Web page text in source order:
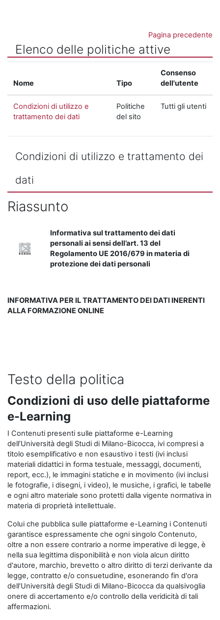
Pagina precedente
Elenco delle politiche attive
Nome Tipo
Consenso
dell'utente
Condizioni di utilizzo e
trattamento dei dati
Politiche
del sito
Tutti gli utenti
Condizioni di utilizzo e trattamento dei
dati
Riassunto
Informativa sul trattamento dei dati
personali ai sensi dell’art. 13 del
Regolamento UE 2016/679 in materia di
protezione dei dati personali
INFORMATIVA PER IL TRATTAMENTO DEI DATI INERENTI
ALLA FORMAZIONE ONLINE
Testo della politica
Condizioni di uso delle piattaforme
e-Learning
I Contenuti presenti sulle piattaforme e-Learning
dell’Università degli Studi di Milano-Bicocca, ivi compresi a
titolo esemplificativo e non esaustivo i testi (ivi inclusi
materiali didattici in forma testuale, messaggi, documenti,
report, ecc.), le immagini statiche e in movimento (ivi inclusi
le fotografie, i disegni, i video), le musiche, i grafici, le tabelle
e ogni altro materiale sono protetti dalla vigente normativa in
materia di proprietà intellettuale.
Colui che pubblica sulle piattaforme e-Learning i Contenuti
garantisce espressamente che ogni singolo Contenuto,
oltre a non essere contrario a norme imperative di legge, è
nella sua legittima disponibilità e non viola alcun diritto
d'autore, marchio, brevetto o altro diritto di terzi derivante da
legge, contratto e/o consuetudine, esonerando fin d'ora
dell’Università degli Studi di Milano-Bicocca da qualsivoglia
onere di accertamento e/o controllo della veridicità di tali
affermazioni.